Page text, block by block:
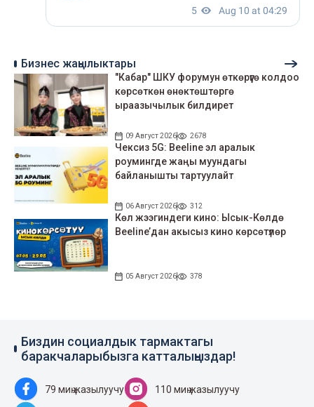
Бизнес жаңылыктары
"Кабар" ШКУ форумун өткөрүүгө колдоо
көрсөткөн өнөктөштөргө
ыраазычылык билдирет
09 Август 2026 2678
Чексиз 5G: Beeline эл аралык
роумингде жаңы муундагы
байланышты тартуулайт
06 Август 2026 312
Көл жээгиндеги кино: Ысык-Көлдө
Beeline’дан акысыз кино көрсөтүлөр
05 Август 2026 378
Биздин социалдык тармактагы
баракчаларыбызга катталыңыздар!
79 миң жазылуучу 110 миң жазылуучу